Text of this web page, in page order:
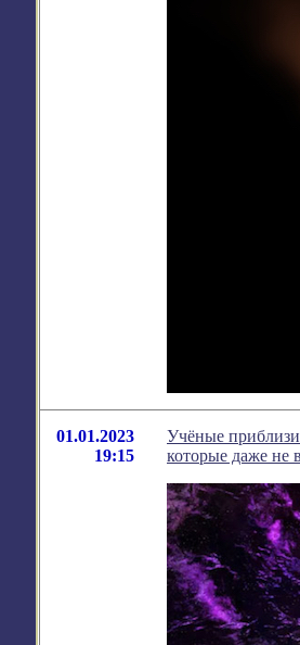
01.01.2023
19:15
Учёные
которые даже не